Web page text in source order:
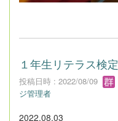
１年生リテラス検定
投稿日時 : 2022/08/09
ジ管理者
2022.08.03